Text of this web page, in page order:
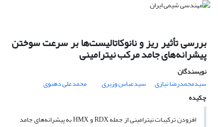
بررسی تأثیر ریز و نانوکاتالیست‌ها بر سرعت سوختن
پیشرانه‌های جامد مرکب نیترامینی
نویسندگان
سیدمحمدرضا نیازی
سیدعباس وزیری
محمدعلی دهنوی
چکیده
افزودن ترکیبات نیترامینی از جمله RDX و HMX به پیشرانه‌های جامد